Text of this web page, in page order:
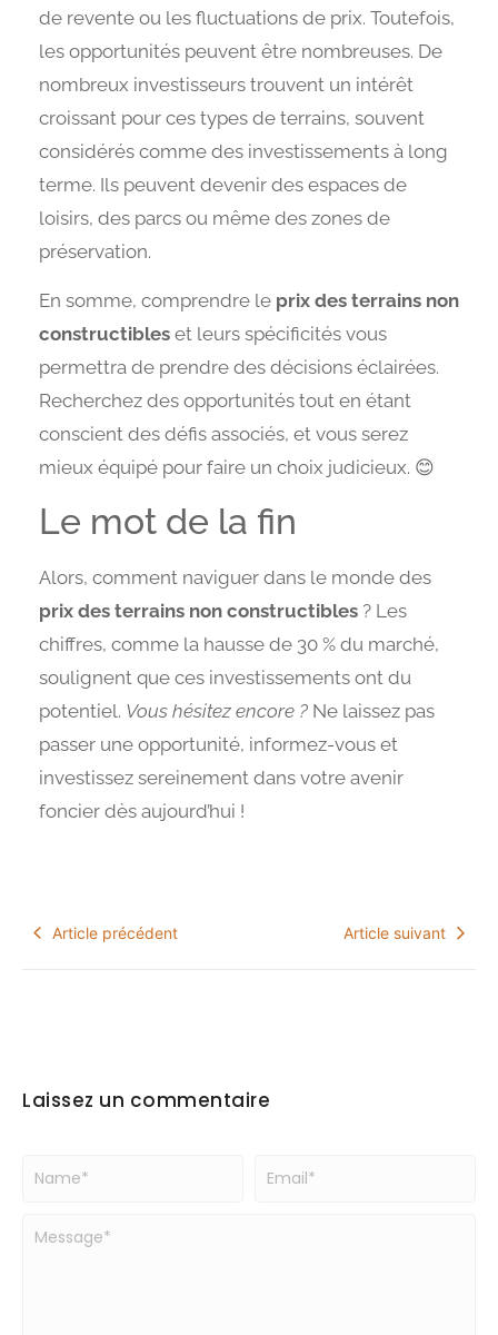
de revente ou les fluctuations de prix. Toutefois,
les opportunités peuvent être nombreuses. De
nombreux investisseurs trouvent un intérêt
croissant pour ces types de terrains, souvent
considérés comme des investissements à long
terme. Ils peuvent devenir des espaces de
loisirs, des parcs ou même des zones de
préservation.
En somme, comprendre le prix des terrains non
constructibles et leurs spécificités vous
permettra de prendre des décisions éclairées.
Recherchez des opportunités tout en étant
conscient des défis associés, et vous serez
mieux équipé pour faire un choix judicieux. 😊
Le mot de la fin
Alors, comment naviguer dans le monde des
prix des terrains non constructibles ? Les
chiffres, comme la hausse de 30 % du marché,
soulignent que ces investissements ont du
potentiel. Vous hésitez encore ? Ne laissez pas
passer une opportunité, informez-vous et
investissez sereinement dans votre avenir
foncier dès aujourd’hui !
Article précédent Article suivant
Laissez un commentaire